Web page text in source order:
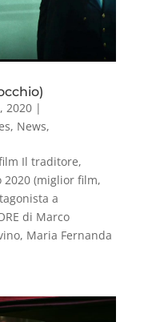
2020|
, News,
Il traditore,
(miglior film,
a
di Marco
Maria Fernanda